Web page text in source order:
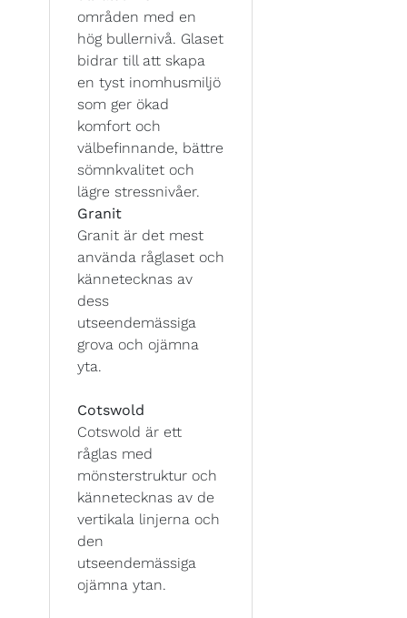
områden med en
hög bullernivå. Glaset
bidrar till att skapa
en tyst inomhusmiljö
som ger ökad
komfort och
välbefinnande, bättre
sömnkvalitet och
lägre stressnivåer.
Granit
Granit är det mest
använda råglaset och
kännetecknas av
dess
utseendemässiga
grova och ojämna
yta.
Cotswold
Cotswold är ett
råglas med
mönsterstruktur och
kännetecknas av de
vertikala linjerna och
den
utseendemässiga
ojämna ytan.